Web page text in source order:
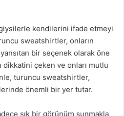
kendilerini ifade etmeyi
sweatshirtler, onların
bir seçenek olarak öne
dikkatini çeken ve onları mutlu
turuncu sweatshirtler,
önemli bir yer tutar.
şık bir görünüm sunmakla